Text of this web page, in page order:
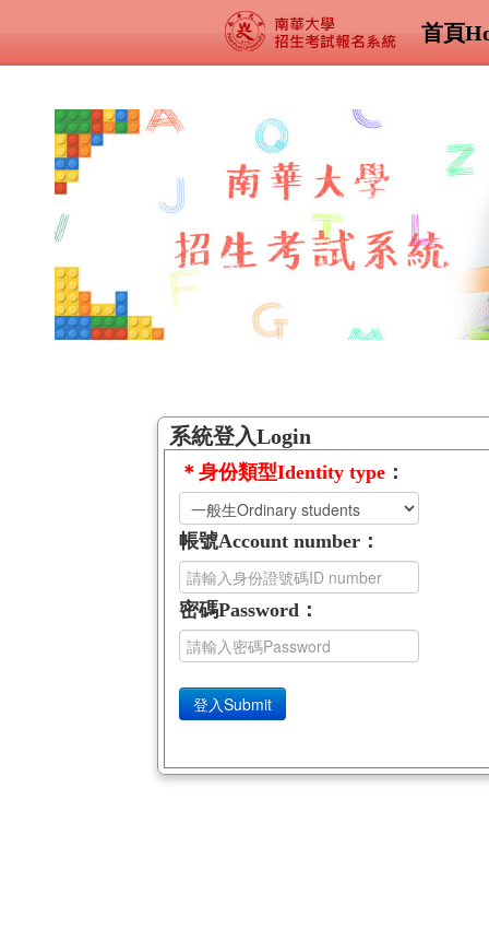
首頁
系統登入Login
＊身份類型Identity type ：
帳號Account number ：
密碼Password ：